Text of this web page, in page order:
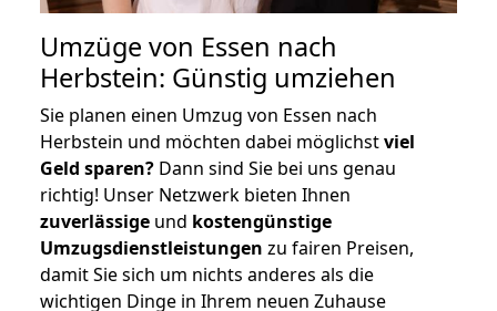
Umzüge von Essen nach
Herbstein: Günstig umziehen
Sie planen einen Umzug von Essen nach
Herbstein und möchten dabei möglichstviel
Geld sparen? Dann sind Sie bei uns genau
richtig! Unser Netzwerk bieten Ihnen
zuverlässige und kostengünstige
Umzugsdienstleistungen zu fairen Preisen,
damit Sie sich um nichts anderes als die
wichtigen Dinge in Ihrem neuen Zuhause